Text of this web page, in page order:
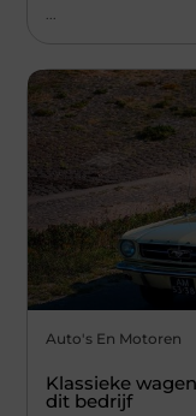
...
Auto's En Motoren
Klassieke
dit bedrijf